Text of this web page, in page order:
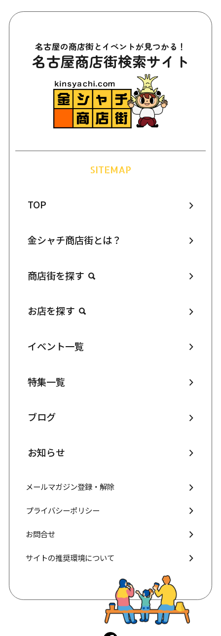
名古屋の商店街とイベントが見つかる！
名古屋商店街検索サイト
SITEMAP
TOP
金シャチ商店街とは？
商店街を探す
お店を探す
イベント一覧
特集一覧
ブログ
お知らせ
メールマガジン登録・解除
プライバシーポリシー
お問合せ
サイトの推奨環境について